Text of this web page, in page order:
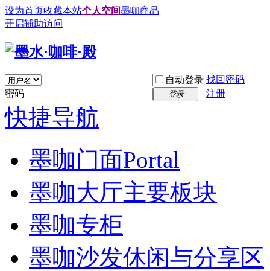
设为首页收藏本站个人空间墨咖商品
开启辅助访问
自动登录 找回密码
密码
登录 注册
快捷导航
墨咖门面Portal
墨咖大厅主要板块
墨咖专柜
墨咖沙发休闲与分享区